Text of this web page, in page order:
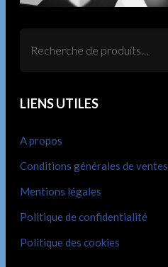
LIENS UTILES
A propos
Conditions générales de ventes
Mentions légales
Politique de confidentialité
Politique des cookies